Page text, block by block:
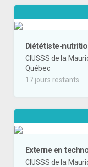
Diététiste-
CIUSSS de la
Québec
17 jours restants
Externe en
CIUSSS de la